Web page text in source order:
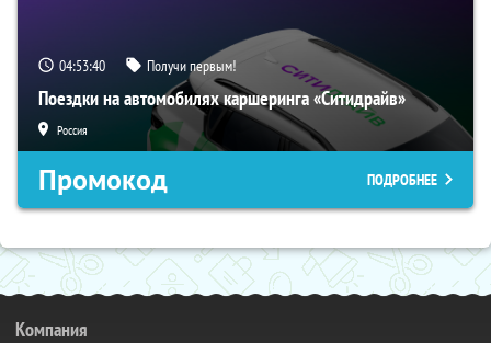
04:53:39 Получи первым!
Поездки на автомобилях каршеринга «Ситидрайв»
Россия
Промокод ПОДРОБНЕЕ
Компания